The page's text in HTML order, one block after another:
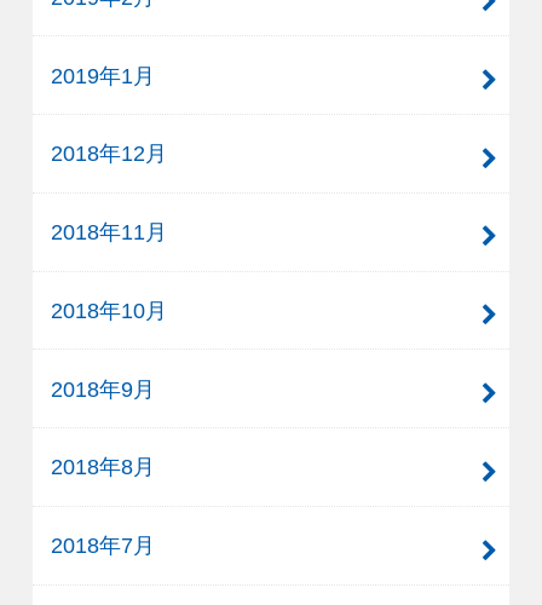
2019年1月
2018年12月
2018年11月
2018年10月
2018年9月
2018年8月
2018年7月